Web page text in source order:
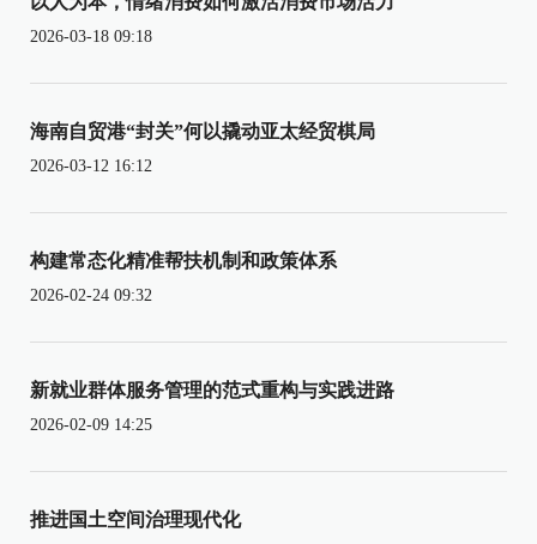
2026-03-18 09:18
海南自贸港“封关”何以撬动亚太经贸棋局
2026-03-12 16:12
构建常态化精准帮扶机制和政策体系
2026-02-24 09:32
新就业群体服务管理的范式重构与实践进路
2026-02-09 14:25
推进国土空间治理现代化